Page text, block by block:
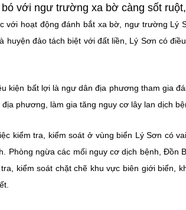
với ngư trường xa bờ càng sốt
với hoạt động đánh bắt xa bờ, ngư trường Lý
huyện đảo tách biệt với đất liền, Lý Sơn có
kiện bất lợi là ngư dân địa phương tham gia
phương, làm gia tăng nguy cơ lây lan dịch
kiểm tra, kiểm soát ở vùng biển Lý Sơn có
Phòng ngừa các mối nguy cơ dịch bệnh, Đồn
kiểm soát chặt chẽ khu vực biên giới biển,